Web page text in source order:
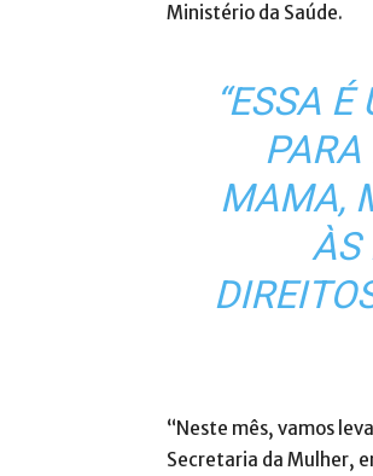
Ministério da Saúde.
“ESSA
PARA
MAMA,
ÀS
“Neste mês, vamos
Secretaria da Mulher,